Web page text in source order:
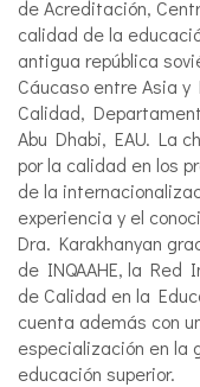
de Acreditación,
calidad de la
antigua república
Cáucaso entre Asia y
Calidad,
Abu Dhabi, EAU. La
por la calidad en los
de la
experiencia y el
Dra. Karakhanyan
de INQAAHE, la Red
de Calidad en la
cuenta además con
especialización en la
educación superior.